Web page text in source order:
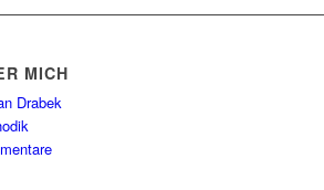
MICH
Drabek